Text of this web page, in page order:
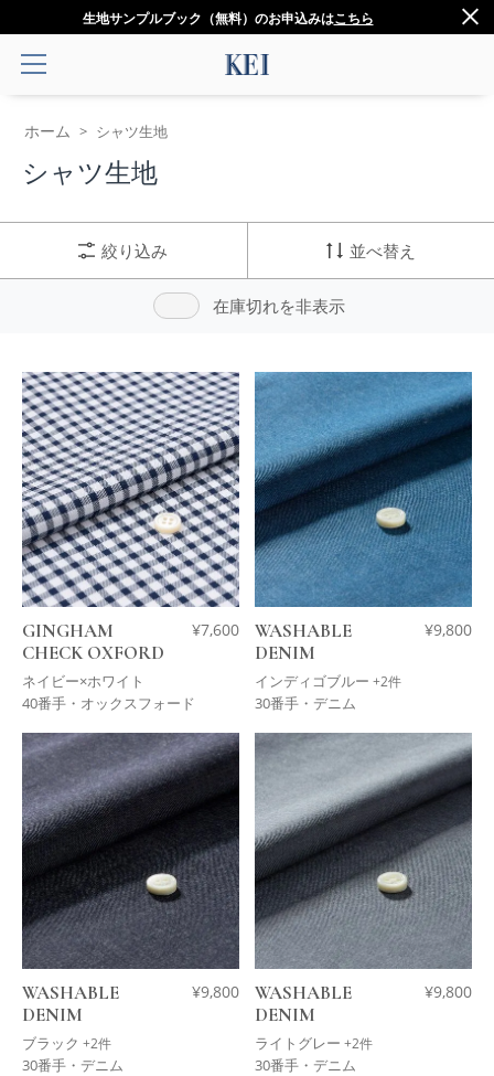
生地サンプルブック（無料）のお申込みはこちら
ホーム > シャツ生地
シャツ生地
絞り込み 並べ替え
在庫切れを非表示
GINGHAM
CHECK OXFORD
ネイビー×ホワイト
¥7,600
40番手・オックスフォード
WASHABLE
DENIM
インディゴブルー +2件
¥9,800
30番手・デニム
WASHABLE
DENIM
ブラック +2件
¥9,800
30番手・デニム
WASHABLE
DENIM
ライトグレー +2件
¥9,800
30番手・デニム